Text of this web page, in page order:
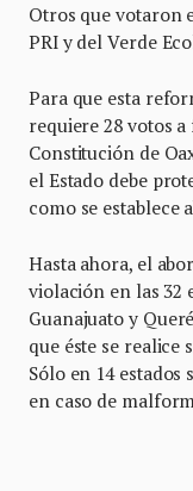
Otros que votaron
PRI y del Verde
Para que esta
requiere 28 votos
Constitución de
el Estado debe
como se establece
Hasta ahora, el
violación en las 32
Guanajuato y
que éste se realice
Sólo en 14
en caso de